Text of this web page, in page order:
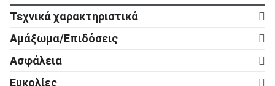
ΑΝΑΖΗΤΗΣΗ
Επιχειρήσεις
Τεχνικά χαρακτηριστικά
Κινητήρας
Κύλινδροι
4
Βαλβίδες
16
Κυβισμός
1.998 cc
Αμάξωμα/Επιδόσεις
Αμάξωμα
Τύπος
2d
Ασφάλεια
Ενεργητική ασφάλεια
Ευκολίες